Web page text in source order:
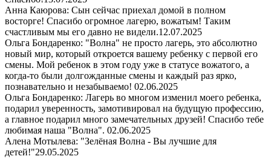
Анна Каюрова: Сын сейчас приехал домой в полном
восторге! Спасибо огромное лагерю, вожатым! Таким
счастливым мы его давно не видели.12.07.2025
Ольга Бондаренко: "Волна" не просто лагерь, это абсолютно
новый мир, который откроется вашему ребенку с первой его
смены. Мой ребенок в этом году уже в статусе вожатого, а
когда-то были долгожданные смены и каждый раз ярко,
познавательно и незабываемо! 02.06.2025
Ольга Бондаренко: Лагерь во многом изменил моего ребенка,
подарил уверенность, замотивировал на будущую профессию,
а главное подарил много замечательных друзей! Спасибо тебе
любимая наша "Волна". 02.06.2025
Алена Мотылева: "Зелёная Волна - Вы лучшие для
детей!"29.05.2025